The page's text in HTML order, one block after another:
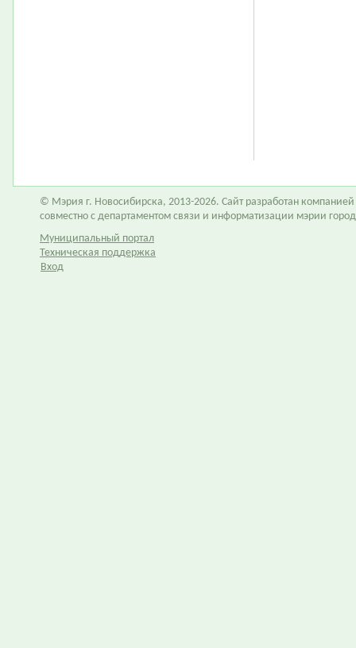
© Мэрия г. Новосибирска, 2013-2026. Сайт разработан компанией
совместно с департаментом связи и информатизации мэрии
Муниципальный портал
Техническая поддержка
Вход